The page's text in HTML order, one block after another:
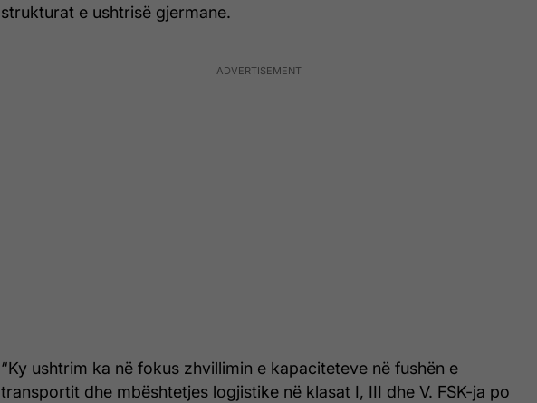
strukturat e ushtrisë gjermane.
“Ky ushtrim ka në fokus zhvillimin e kapaciteteve në fushën e
transportit dhe mbështetjes logjistike në klasat I, III dhe V. FSK-ja po